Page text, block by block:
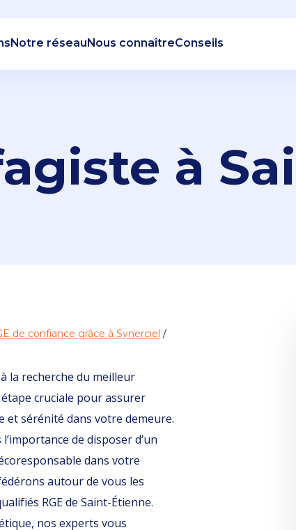
Notre réseauNous connaîtreConseils
à
de confiance grâce à Synerciel /
la recherche du meilleur
cruciale pour assurer
sérénité dans votre demeure.
de disposer d’un
dans votre
autour de vous les
RGE de Saint-Étienne.
nos experts vous